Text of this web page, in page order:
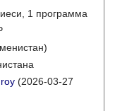
1 программа
(2026-03-27